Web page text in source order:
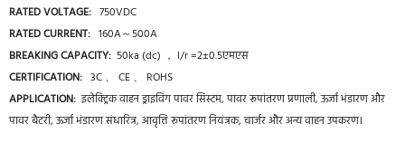
RATED VOLTAGE: 750VDC
RATED CURRENT: 160A～500A
BREAKING CAPACITY: 50ka (dc) ， l/r =2±0.5एमएस
CERTIFICATION: 3C 、 CE 、 ROHS
APPLICATION:इलेक्ट्रिक वाहन ड्राइविंग पावर सिस्टम, पावर रूपांतरण प्रणाली, ऊर्जा भंडारण और
पावर बैटरी, ऊर्जा भंडारण संधारित्र, आवृत्ति रूपांतरण नियंत्रक, चार्जर और अन्य वाहन उपकरण।